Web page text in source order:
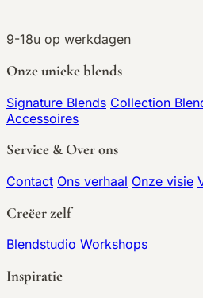
9-18u op werkdagen
Onze unieke blends
Signature Blends Collection
Accessoires
Service & Over ons
Contact Ons verhaal Onze visie
Creëer zelf
Blendstudio Workshops
Inspiratie